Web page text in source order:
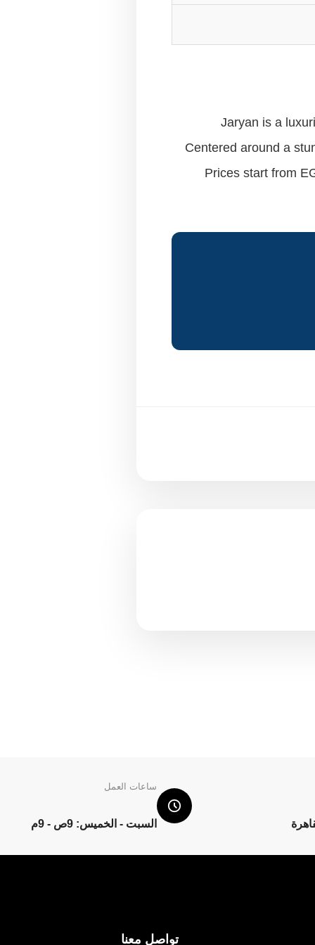
Jaryan is a
Centered around a
Prices start from
ساعات العمل
السبت - الخميس: 9ص - 9م
تواصل معنا